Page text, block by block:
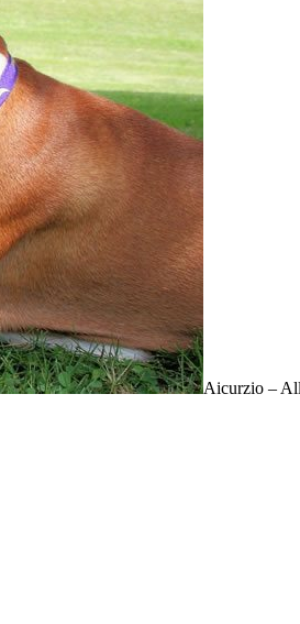
Aicurzio –